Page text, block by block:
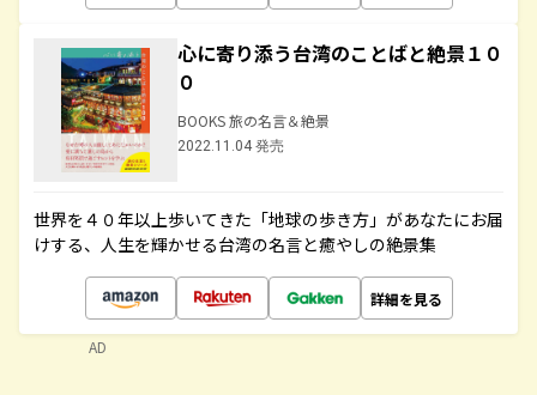
心に寄り添う台湾のことばと絶景１０
０
BOOKS 旅の名言＆絶景
2022.11.04 発売
世界を４０年以上歩いてきた「地球の歩き方」があなたにお届
けする、人生を輝かせる台湾の名言と癒やしの絶景集
詳細を見る
AD